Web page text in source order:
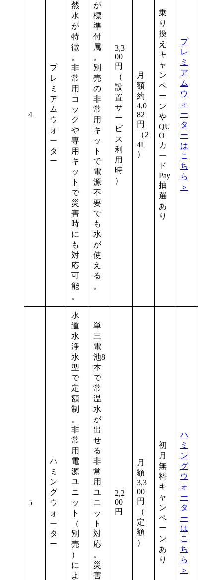
4
プ
レ
ミ
ア
ム
ウ
ォ
ー
タ
ー
然
水
が
特
徴
。
非
常
用
コ
ッ
ク
や
専
用
キ
ッ
ト
で
災
害
時
に
も
対
応
可
能
。
が
標
準
付
属
。
別
売
の
非
常
用
キ
ッ
ト
で
電
源
不
要
で
も
水
が
使
え
る
。
3,3
00
円
（
設
置
サ
ー
ビ
ス
利
用
時
）
月
額
約
4,0
82
円
（2
4L
）
乗
り
換
え
キ
ャ
ン
ペ
ー
ン
や
QU
O
カ
ー
ド
Pay
抽
選
あ
り
プ
レ
ミ
ア
ム
ウ
ォ
ー
タ
ー
は
こ
ち
ら
＞
5
ハ
ミ
ン
グ
ウ
ォ
ー
タ
ー
水
道
水
浄
水
型
で
定
額
制
。
非
常
用
電
源
ユ
ニ
ッ
ト
（
別
売
）
に
よ
単
三
電
池8
本
で
常
温
水
が
出
せ
る
非
常
用
ユ
ニ
ッ
ト
対
応
。
災
害
2,2
00
円
月
額
3,3
00
円
（
定
額
）
初
月
無
料
キ
ャ
ン
ペ
ー
ン
あ
り
ハ
ミ
ン
グ
ウ
ォ
ー
タ
ー
は
こ
ち
ら
＞